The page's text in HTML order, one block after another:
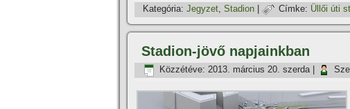
Kategória: Jegyzet, Stadion Címke: Üllői úti
Stadion-jövő napjainkban
Közzétéve: 2013. március 20. szerda|